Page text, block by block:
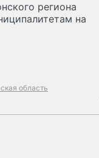
региона
на
область